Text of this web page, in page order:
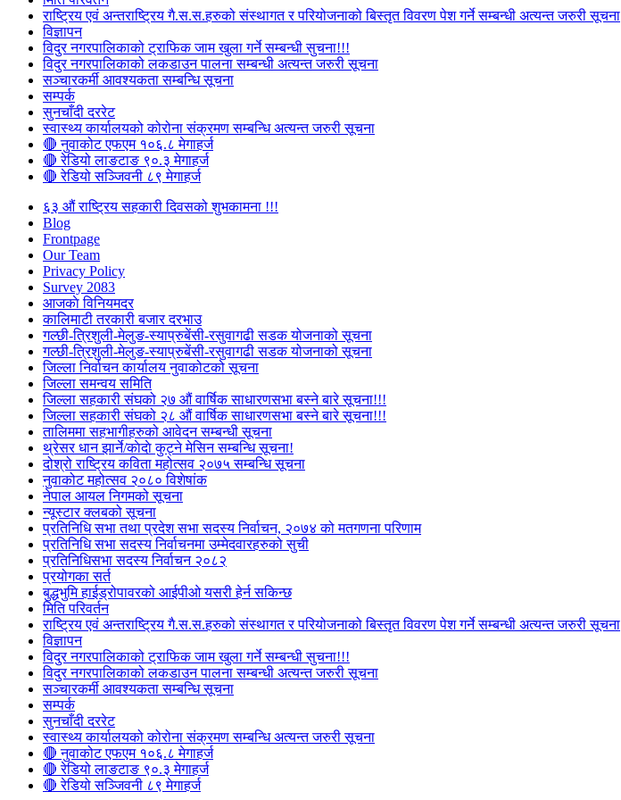
राष्ट्रिय एवं अन्तराष्ट्रिय गै.स.स.हरुको संस्थागत र परियोजनाको बिस्तृत विवरण पेश गर्ने सम्बन्धी अत्यन्त जरुरी सूचना
विज्ञापन
विदुर नगरपालिकाको ट्राफिक जाम खुला गर्ने सम्बन्धी सुचना!!!
विदुर नगरपालिकाको लकडाउन पालना सम्बन्धी अत्यन्त जरुरी सूचना
सञ्चारकर्मी आवश्यकता सम्बन्धि सूचना
सम्पर्क
सुनचाँदी दररेट
स्वास्थ्य कार्यालयको कोरोना संक्रमण सम्बन्धि अत्यन्त जरुरी सूचना
🔴 नुवाकोट एफएम १०६.८ मेगाहर्ज
🔴 रेडियो लाङटाङ ९०.३ मेगाहर्ज
🔴 रेडियो सञ्जिवनी ८९ मेगाहर्ज
६३ औं राष्ट्रिय सहकारी दिवसको शुभकामना !!!
Blog
Frontpage
Our Team
Privacy Policy
Survey 2083
आजकाे विनियमदर
कालिमाटी तरकारी बजार दरभाउ
गल्छी-त्रिशुली-मेलुङ-स्याप्रुबेंसी-रसुवागढी सडक योजनाको सूचना
गल्छी-त्रिशुली-मेलुङ-स्याप्रुबेंसी-रसुवागढी सडक योजनाको सूचना
जिल्ला निर्वाचन कार्यालय नुवाकोटको सूचना
जिल्ला समन्वय समिति
जिल्ला सहकारी संघको २७ औं वार्षिक साधारणसभा बस्ने बारे सूचना!!!
जिल्ला सहकारी संघको २८ औं वार्षिक साधारणसभा बस्ने बारे सूचना!!!
तालिममा सहभागीहरुको आवेदन सम्बन्धी सूचना
थ्रेसर धान झार्ने/काेदाे कुट्ने मेसिन सम्बन्धि सूचना!
दोश्रो राष्ट्रिय कविता महोत्सव २०७५ सम्बन्धि सूचना
नुवाकोट महोत्सव २०८० विशेषांक
नेपाल आयल निगमको सूचना
न्यूस्टार क्लबको सूचना
प्रतिनिधि सभा तथा प्रदेश सभा सदस्य निर्वाचन, २०७४ को मतगणना परिणाम
प्रतिनिधि सभा सदस्य निर्वाचनमा उम्मेदवारहरुको सुची
प्रतिनिधिसभा सदस्य निर्वाचन २०८२
प्रयोगका सर्त
बुद्धभुमि हाईड्रोपावरको आईपीओ यसरी हेर्न सकिन्छ
मिति परिवर्तन
राष्ट्रिय एवं अन्तराष्ट्रिय गै.स.स.हरुको संस्थागत र परियोजनाको बिस्तृत विवरण पेश गर्ने सम्बन्धी अत्यन्त जरुरी सूचना
विज्ञापन
विदुर नगरपालिकाको ट्राफिक जाम खुला गर्ने सम्बन्धी सुचना!!!
विदुर नगरपालिकाको लकडाउन पालना सम्बन्धी अत्यन्त जरुरी सूचना
सञ्चारकर्मी आवश्यकता सम्बन्धि सूचना
सम्पर्क
सुनचाँदी दररेट
स्वास्थ्य कार्यालयको कोरोना संक्रमण सम्बन्धि अत्यन्त जरुरी सूचना
🔴 नुवाकोट एफएम १०६.८ मेगाहर्ज
🔴 रेडियो लाङटाङ ९०.३ मेगाहर्ज
🔴 रेडियो सञ्जिवनी ८९ मेगाहर्ज